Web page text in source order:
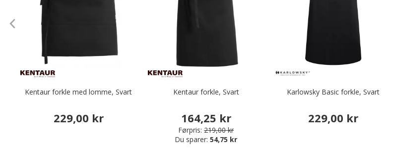
Kentaur forkle med lomme, Svart
229,00 kr
Kentaur forkle, Svart
164,25 kr
Førpris: 219,00 kr
Du sparer:54,75 kr
Karlowsky Basic forkle, Svart
229,00 kr